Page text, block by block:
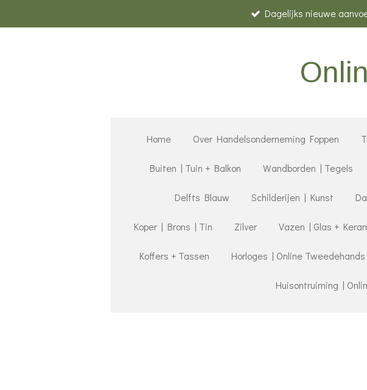
direct
Dagelijks nieuwe
Home Over Handelsonderneming Foppen
Buiten | Tuin + Balkon Wandborden | Tegels
Delfts Blauw Schilderijen | Kunst
Koper | Brons | Tin Zilver Vazen | Glas +
Koffers + Tassen Horloges | Online
Huisontruiming |